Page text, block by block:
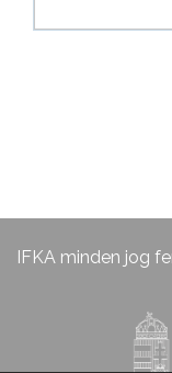
IFKA minden jog